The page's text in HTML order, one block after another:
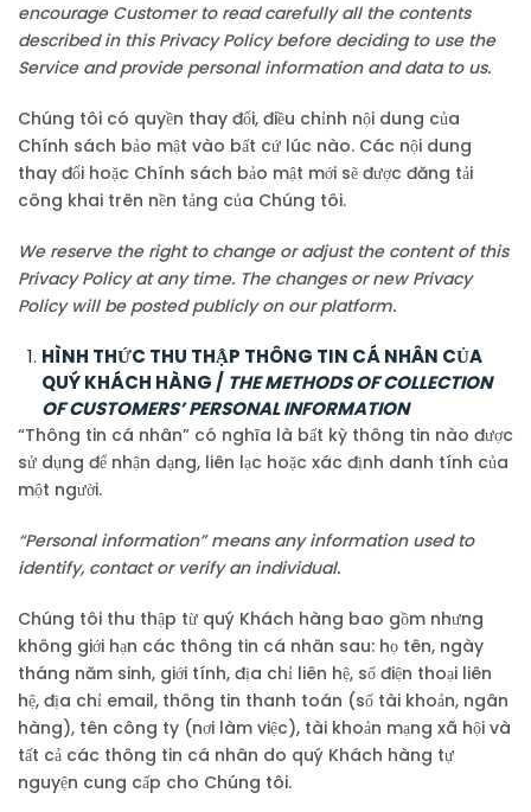
encourage Customer to read carefully all the contents
described in this Privacy Policy before deciding to use the
Service and provide personal information and data to us.
Chúng tôi có quyền thay đổi, điều chỉnh nội dung của
Chính sách bảo mật vào bất cứ lúc nào. Các nội dung
thay đổi hoặc Chính sách bảo mật mới sẽ được đăng tải
công khai trên nền tảng của Chúng tôi.
We reserve the right to change or adjust the content of this
Privacy Policy at any time. The changes or new Privacy
Policy will be posted publicly on our platform.
HÌNH THỨC THU THẬP THÔNG TIN CÁ NHÂN CỦA
QUÝ KHÁCH HÀNG / THEMETHODS OF COLLECTION
OF CUSTOMERS’ PERSONAL INFORMATION
“Thông tin cá nhân” có nghĩa là bất kỳ thông tin nào được
sử dụng để nhận dạng, liên lạc hoặc xác định danh tính của
một người.
“Personal information” means any information used to
identify, contact or verify an individual.
Chúng tôi thu thập từ quý Khách hàng bao gồm nhưng
không giới hạn các thông tin cá nhân sau: họ tên, ngày
tháng năm sinh, giới tính, địa chỉ liên hệ, số điện thoại liên
hệ, địa chỉ email, thông tin thanh toán (số tài khoản, ngân
hàng), tên công ty (nơi làm việc), tài khoản mạng xã hội và
tất cả các thông tin cá nhân do quý Khách hàng tự
nguyện cung cấp cho Chúng tôi.